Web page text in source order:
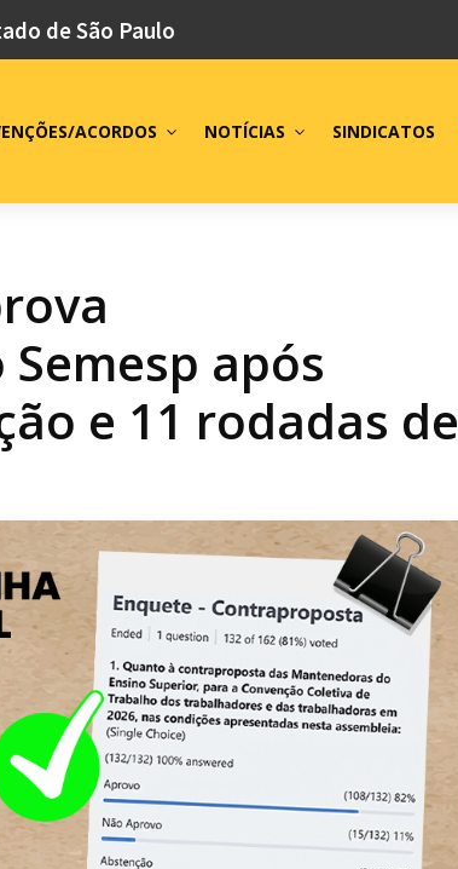
de São Paulo
ACORDOS NOTÍCIAS SINDICATOS
após
e 11 rodadas de